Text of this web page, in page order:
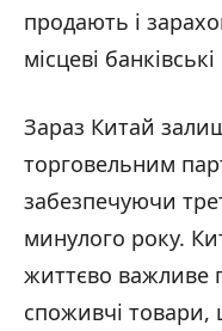
продають і
місцеві
Зараз Китай
торговельним
забезпечуючи
минулого року.
життєво важливе
споживчі товари,